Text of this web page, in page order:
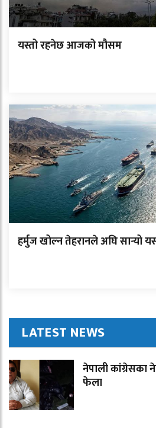
यस्तो रहनेछ आजको मौसम
हर्मुज खोल्न तेहरानले अघि सार्‍यो
LATEST NEWS
नेपाली कांग्रेसका
फेला